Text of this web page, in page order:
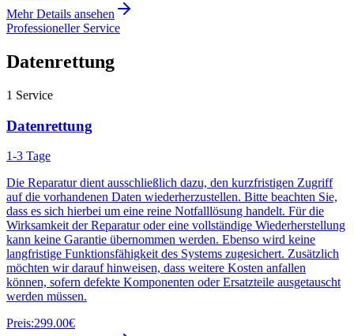
Mehr Details ansehen
Professioneller Service
Datenrettung
1 Service
Datenrettung
1-3 Tage
Die Reparatur dient ausschließlich dazu, den kurzfristigen Zugriff
auf die vorhandenen Daten wiederherzustellen. Bitte beachten Sie,
dass es sich hierbei um eine reine Notfalllösung handelt. Für die
Wirksamkeit der Reparatur oder eine vollständige Wiederherstellung
kann keine Garantie übernommen werden. Ebenso wird keine
langfristige Funktionsfähigkeit des Systems zugesichert. Zusätzlich
möchten wir darauf hinweisen, dass weitere Kosten anfallen
können, sofern defekte Komponenten oder Ersatzteile ausgetauscht
werden müssen.
Preis:299.00€